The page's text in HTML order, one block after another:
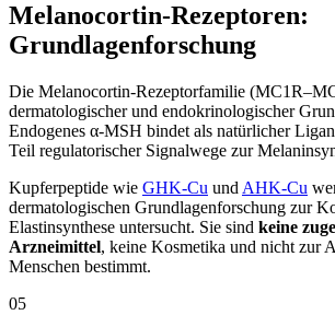
Melanocortin-Rezeptoren:
Grundlagenforschung
Die Melanocortin-Rezeptorfamilie
dermatologischer und endokrinologischer
Endogenes α-MSH bindet als natürlicher
Teil regulatorischer Signalwege zur
Kupferpeptide wie GHK-Cu und AHK-Cu
dermatologischen Grundlagenforschung zur
Elastinsynthese untersucht. Sie sind keine
Arzneimittel, keine Kosmetika und nicht zur
Menschen bestimmt.
05